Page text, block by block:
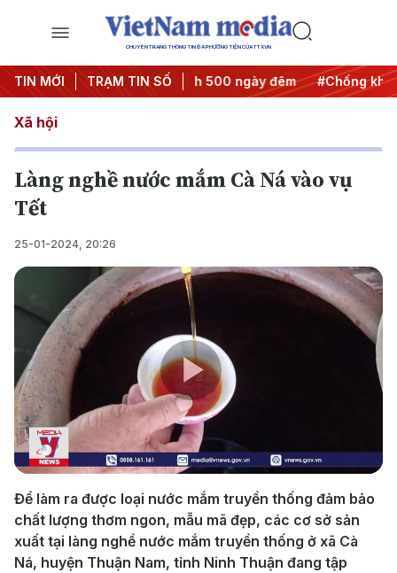
CHUYÊN TRANG THÔNG TIN ĐA PHƯƠNG TIỆN CỦA TTXVN
TIN MỚI TRẠM TIN SỐ
động #Chiến dịch 500 ngày đêm #Chống khai thác
Xã hội
Làng nghề nước mắm Cà Ná vào vụ
Tết
25-01-2024, 20:26
Play
Video
Để làm ra được loại nước mắm truyền thống đảm bảo
chất lượng thơm ngon, mẫu mã đẹp, các cơ sở sản
xuất tại làng nghề nước mắm truyền thống ở xã Cà
Ná, huyện Thuận Nam, tỉnh Ninh Thuận đang tập